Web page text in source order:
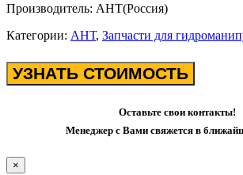
Производитель: АНТ(Россия)
Категории: АНТ, Запчасти для
УЗНАТЬ СТОИМОСТЬ
Оставьте свои контакты!
Менеджер с Вами свяжется в
×